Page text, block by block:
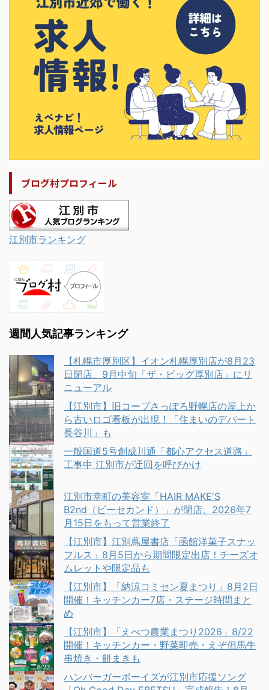
ブログ村プロフィール
江別市ランキング
週間人気記事ランキング
【札幌市厚別区】イオン札幌厚別店が8月23
日閉店、9月中旬「ザ・ビッグ厚別店」にリ
ニューアル
【江別市】旧コープさっぽろ野幌店の屋上か
ら古いロゴ看板が出現！「住まいのデパート
長谷川」も
一般国道5号創成川通「都心アクセス道路」
工事中 江別市が迂回を呼びかけ
江別市幸町の美容室「HAIR MAKE'S
B2nd（ビーセカンド）」が閉店、2026年7
月15日をもって営業終了
【江別市】江別蔦屋書店「函館洋菓子スナッ
フルス」8月5日から期間限定出店！チーズオ
ムレットや限定品も
【江別市】「納涼コミセン夏まつり」8月2日
開催！キッチンカー7店・ステージ時間まと
め
【江別市】「えべつ農業まつり2026」8/22
開催！キッチンカー・野菜即売・えぞ但馬牛
串焼き・餅まきも
ハンバーガーボーイズが江別市応援ソング